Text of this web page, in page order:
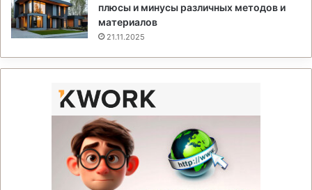
плюсы и минусы различных методов и
материалов
21.11.2025